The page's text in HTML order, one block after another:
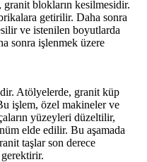
blokların kesilmesidir.
getirilir. Daha sonra
ve istenilen boyutlarda
sonra işlenmek üzere
Atölyelerde, granit küp
işlem, özel makineler ve
yüzeyleri düzeltilir,
elde edilir. Bu aşamada
taşlar son derece